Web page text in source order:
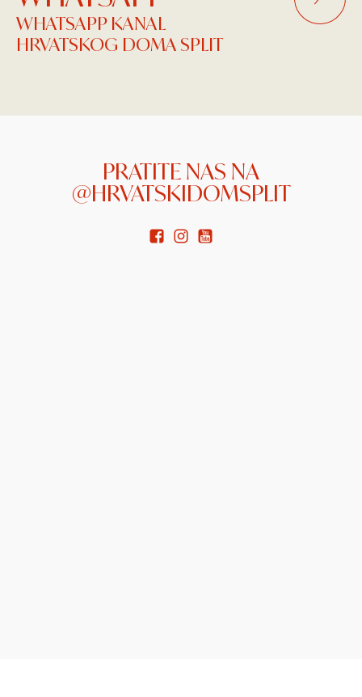
WHATSAPP KANAL
HRVATSKOG DOMA SPLIT
PRATITE NAS NA
@HRVATSKIDOMSPLIT